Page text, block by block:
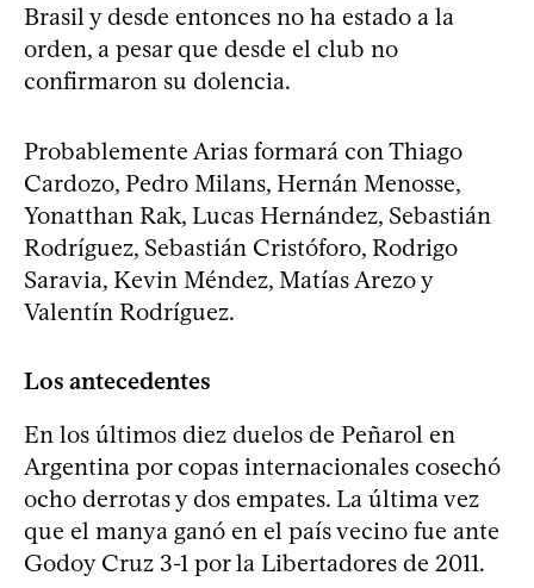
Brasil y desde entonces no ha estado a la
orden, a pesar que desde el club no
confirmaron su dolencia.
Probablemente Arias formará con Thiago
Cardozo, Pedro Milans, Hernán Menosse,
Yonatthan Rak, Lucas Hernández, Sebastián
Rodríguez, Sebastián Cristóforo, Rodrigo
Saravia, Kevin Méndez, Matías Arezo y
Valentín Rodríguez.
Los antecedentes
En los últimos diez duelos de Peñarol en
Argentina por copas internacionales cosechó
ocho derrotas y dos empates. La última vez
que el manya ganó en el país vecino fue ante
Godoy Cruz 3-1 por la Libertadores de 2011.